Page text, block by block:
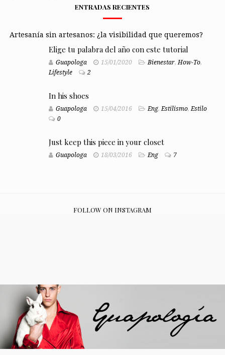
ENTRADAS RECIENTES
Artesanía sin artesanos: ¿la visibilidad que queremos?
Elige tu palabra del año con este tutorial
Guapologa 15/01/2020 Bienestar,How-To,
Lifestyle
2
In his shoes
Guapologa 15/04/2016 Eng,Estilismo,Estilo
0
Just keep this piece in your closet
Guapologa 18/03/2016 Eng 7
FOLLOW ON INSTAGRAM